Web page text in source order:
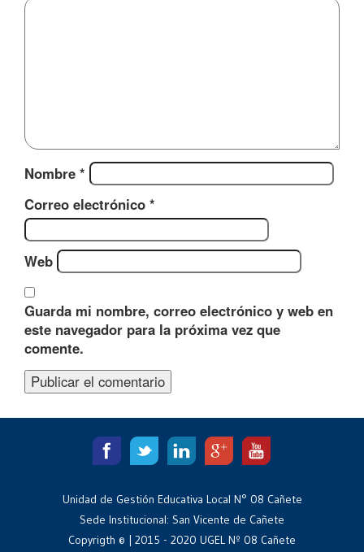
Nombre *
Correo electrónico *
Web
Guarda mi nombre, correo electrónico y web en
este navegador para la próxima vez que
comente.
Unidad de Gestión Educativa Local N° 08 Cañete
Sede Institucional: San Vicente de Cañete
Copyrigth © | 2015 - 2020 UGEL Nº 08 Cañete